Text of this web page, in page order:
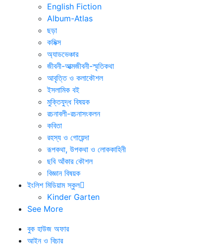
English Fiction
Album-Atlas
ছড়া
কমিক্স
অ্যাডভেঞ্চার
জীবনী-আত্মজীবনী-স্মৃতিকথা
আবৃত্তি ও কলাকৌশল
ইসলামিক বই
মুক্তিযুদ্ধ বিষয়ক
রচনাবলী-রচনাসংকলন
কবিতা
রহস্য ও গোয়েন্দা
রূপকথা, উপকথা ও লোককাহিনী
ছবি আঁকার কৌশল
বিজ্ঞান বিষয়ক
ইংলিশ মিডিয়াম স্কুল
Kinder Garten
See More
বুক হাউজ অফার
আইন ও বিচার